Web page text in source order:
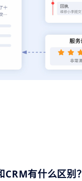
有什么区别？